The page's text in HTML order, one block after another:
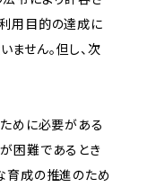
用目的の達成に
せん。但し、次
ために必要がある
困難であるとき
育成の推進のため